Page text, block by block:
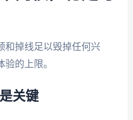
和掉线足以毁掉任何兴
的上限。
关键